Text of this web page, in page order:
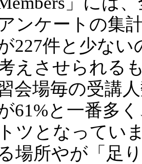
ンケートの集
227件と少な
えさせられる
会場毎の受講
61%と一番多
ツとなってい
場所やが「足